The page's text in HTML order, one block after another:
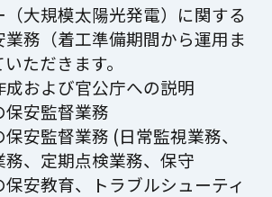
大規模太陽光発電）に関する
務（着工準備期間から運用ま
ただきます。
成および官公庁への説明
保安監督業務
安監督業務 (日常監視業務、
、定期点検業務、保守
保安教育、トラブルシューティ